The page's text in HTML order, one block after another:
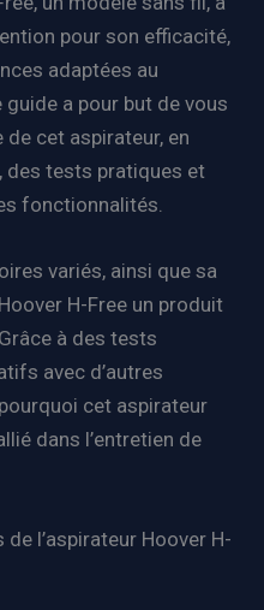
pour son efficacité,
adaptées au
a pour but de vous
cet aspirateur, en
des tests pratiques et
fonctionnalités.
variés, ainsi que sa
H-Free un produit
à des tests
avec d’autres
cet aspirateur
dans l’entretien de
l’aspirateur Hoover H-